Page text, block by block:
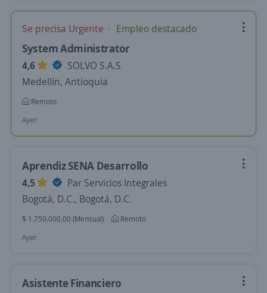
Se precisa Urgente Empleo destacado
System Administrator
4,6
SOLVO S.A.S
Medellín, Antioquia
Remoto
Ayer
Aprendiz SENA Desarrollo
4,5
Par Servicios Integrales
Bogotá, D.C., Bogotá, D.C.
$ 1.750.000,00 (Mensual)
Remoto
Ayer
Asistente Financiero